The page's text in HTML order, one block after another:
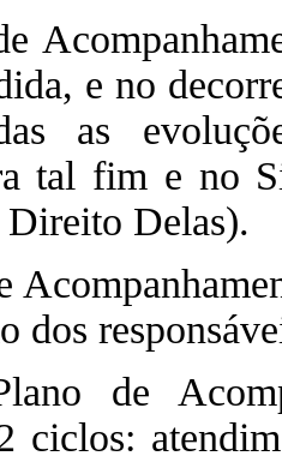
e no
as
tal fim e no
Delas).
dos
de
ciclos: